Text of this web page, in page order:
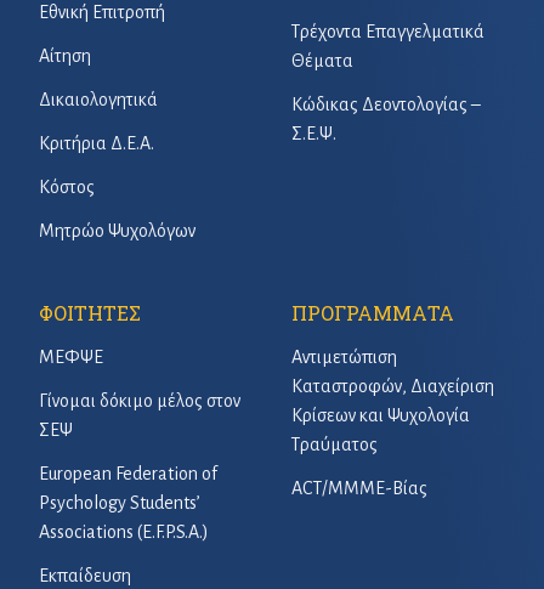
Τρέχοντα Επαγγελματικά
Θέματα
Κώδικας Δεοντολογίας –
Σ.Ε.Ψ.
Εθνική Επιτροπή
Αίτηση
Δικαιολογητικά
Κριτήρια Δ.Ε.Α.
Κόστος
Μητρώο Ψυχολόγων
ΦΟΙΤΗΤΕΣ
ΜΕΦΨΕ
Γίνομαι δόκιμο μέλος στον
ΣΕΨ
European Federation of
Psychology Students’
Associations (E.F.P.S.A.)
Εκπαίδευση
ΠΡΟΓΡΑΜΜΑΤΑ
Αντιμετώπιση
Καταστροφών, Διαχείριση
Κρίσεων και Ψυχολογία
Τραύματος
ACT/ΜΜΜΕ-Βίας